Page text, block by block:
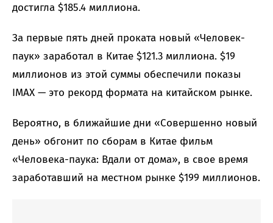
достигла $185.4 миллиона.
За первые пять дней проката новый «Человек-
паук» заработал в Китае $121.3 миллиона. $19
миллионов из этой суммы обеспечили показы
IMAX — это рекорд формата на китайском рынке.
Вероятно, в ближайшие дни «Совершенно новый
день» обгонит по сборам в Китае фильм
«Человека-паука: Вдали от дома», в свое время
заработавший на местном рынке $199 миллионов.